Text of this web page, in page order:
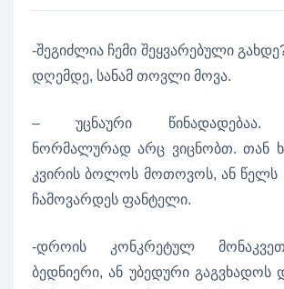
-შეგიძლია ჩემი შეყვარებული
დღემდე, სანამ თოვლი მოვა.
– უცნაური წინადადებაა.
ნორმალურად არც ვიცნობთ. თან
კვირის ბოლოს მოთოვოს, ან
ჩამოვარდეს ფანტელი.
-დროის კონკრეტულ
ბედნიერი, ან უბედური